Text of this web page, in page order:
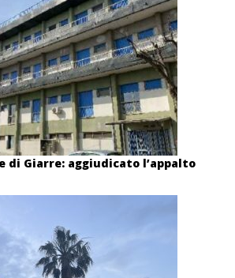
di Giarre: aggiudicato l’appalto